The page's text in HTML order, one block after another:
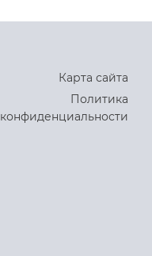
Карта сайта
Политика
конфиденциальности